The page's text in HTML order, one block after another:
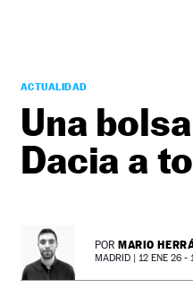
ACTUALIDAD
Una
Dacia a
POR MARIO
MADRID | 12 ENE 26 -